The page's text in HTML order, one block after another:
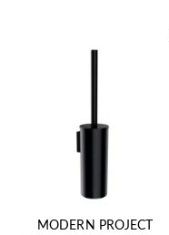
MODERN PROJECT